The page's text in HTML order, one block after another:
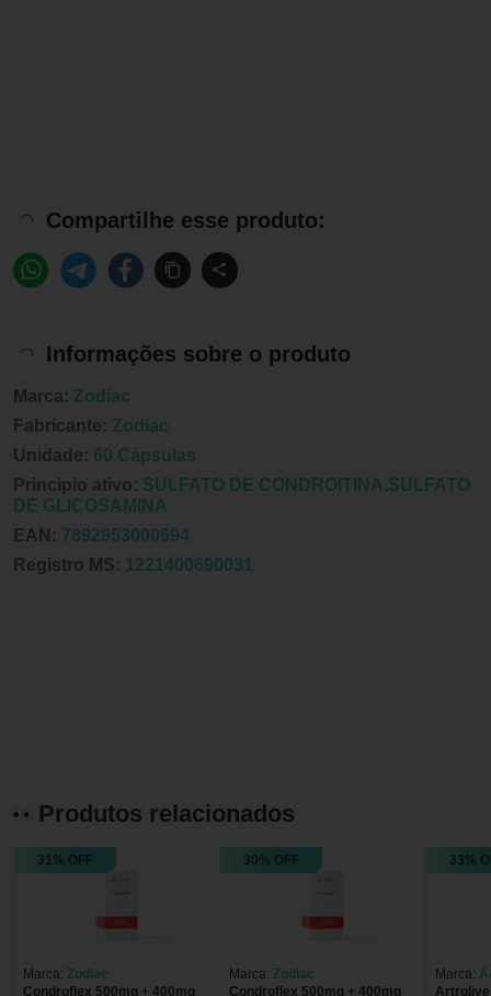
Compartilhe esse produto:
Informações sobre o produto
Marca: Zodiac
Fabricante: Zodiac
Unidade: 60 Cápsulas
Principio ativo: SULFATO DE CONDROITINA,SULFATO
DE GLICOSAMINA
EAN: 7892953000694
Registro MS: 1221400690031
Produtos relacionados
31% OFF
Marca: Zodiac
Condroflex 500mg + 400mg
30% OFF
Marca: Zodiac
Condroflex 500mg + 400mg
33%
Marca:
Artrolive